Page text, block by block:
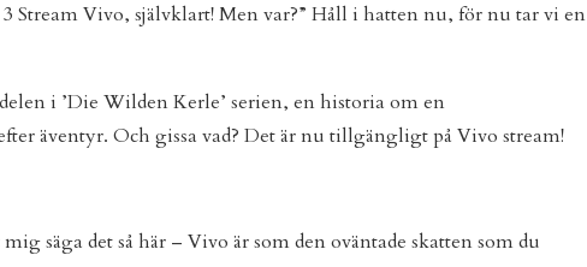
Stream Vivo, självklart! Men var?” Håll i hatten nu, för nu tar vi en
i ’Die Wilden Kerle’ serien, en historia om en
äventyr. Och gissa vad? Det är nu tillgängligt på Vivo stream!
säga det så här – Vivo är som den oväntade skatten som du